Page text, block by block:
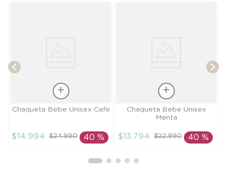
Talla
AÑADIR AL
Chaqueta Bebe Unisex Cafe
$14.994 $24.990 40 %
Talla
AÑADIR AL
Chaqueta Bebe Unisex
Menta
$13.794 $22.990 40 %